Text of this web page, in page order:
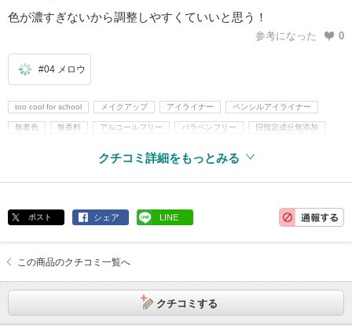
色が濃すぎないから調整しやすくていいと思う！
参考になった 0
#04 メロウ
too cool for school メイクアップ アイライナー ペンシルアイライナー
無着色 無香料 アルコールフリー パラベンフリー 旧指定成分無添加
クチコミ詳細をもっとみる
ポスト シェア LINE
この商品のクチコミ一覧へ
クチコミする